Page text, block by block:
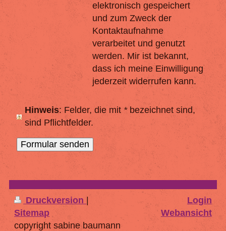
elektronisch gespeichert
und zum Zweck der
Kontaktaufnahme
verarbeitet und genutzt
werden. Mir ist bekannt,
dass ich meine Einwilligung
jederzeit widerrufen kann.
Hinweis : Felder, die mit *bezeichnet sind,
sind Pflichtfelder.
Druckversion
Sitemap
copyright sabine baumann
Login
Webansicht